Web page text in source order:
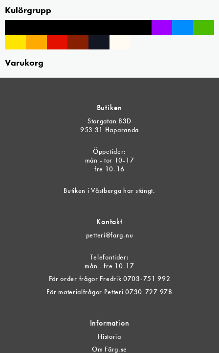
Kulörgrupp
Varukorg
Butiken
Storgatan 83D
953 31 Haparanda
Öppetider:
mån - tor 10-17
fre 10-16
Butiken i Västberga har stängt.
Kontakt
petteri@farg.nu
Telefontider:
mån - fre 10-17
För order frågor Fredrik 0703-751 992
För materialfrågor Petteri 0730-727 978
Information
Historia
Om Färg.se